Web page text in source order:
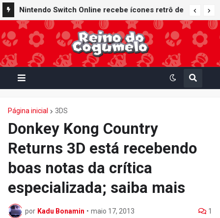
Nintendo Switch Online recebe ícones retrô de
Mario Paint (SNES) e Mario Kart: Super Circuit
(GBA)
Página inicial 3DS
Donkey Kong Country
Returns 3D está recebendo
boas notas da crítica
especializada; saiba mais
por Kadu Bonamin • maio 17, 2013 1